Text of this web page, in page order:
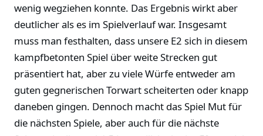
wenig wegziehen konnte. Das Ergebnis wirkt aber
deutlicher als es im Spielverlauf war. Insgesamt
muss man festhalten, dass unsere E2 sich in diesem
kampfbetonten Spiel über weite Strecken gut
präsentiert hat, aber zu viele Würfe entweder am
guten gegnerischen Torwart scheiterten oder knapp
daneben gingen. Dennoch macht das Spiel Mut für
die nächsten Spiele, aber auch für die nächste